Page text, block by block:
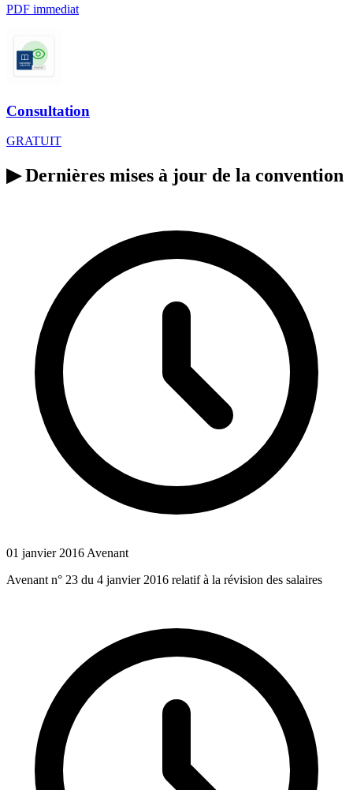
PDF immediat
Consultation
GRATUIT
▶Dernières mises à jour de la convention
01 janvier 2016 Avenant
Avenant n° 23 du 4 janvier 2016 relatif à la révision des salaires